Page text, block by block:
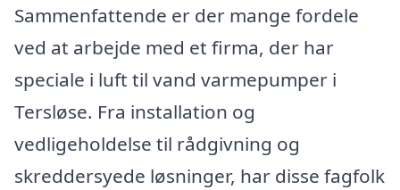
Sammenfattende er der mange fordele
ved at arbejde med et firma, der har
speciale i luft til vand varmepumper i
Tersløse. Fra installation og
vedligeholdelse til rådgivning og
skreddersyede løsninger, har disse fagfolk